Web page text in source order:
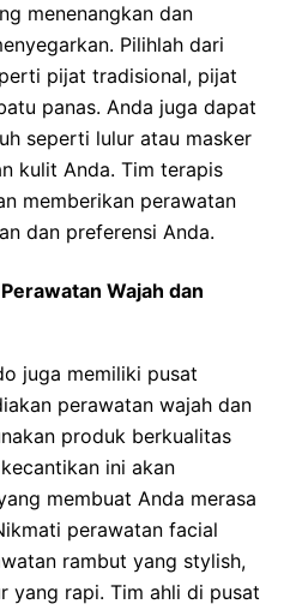
menenangkan dan
Pilihlah dari
pijat tradisional, pijat
panas. Anda juga dapat
seperti lulur atau masker
kulit Anda. Tim terapis
memberikan perawatan
dan preferensi Anda.
Wajah dan
juga memiliki pusat
perawatan wajah dan
produk berkualitas
ini akan
membuat Anda merasa
perawatan facial
rambut yang stylish,
yang rapi. Tim ahli di pusat